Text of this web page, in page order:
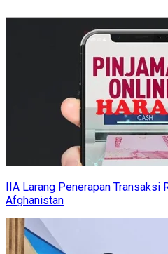
IIA Larang Penerapan Transaksi
Afghanistan